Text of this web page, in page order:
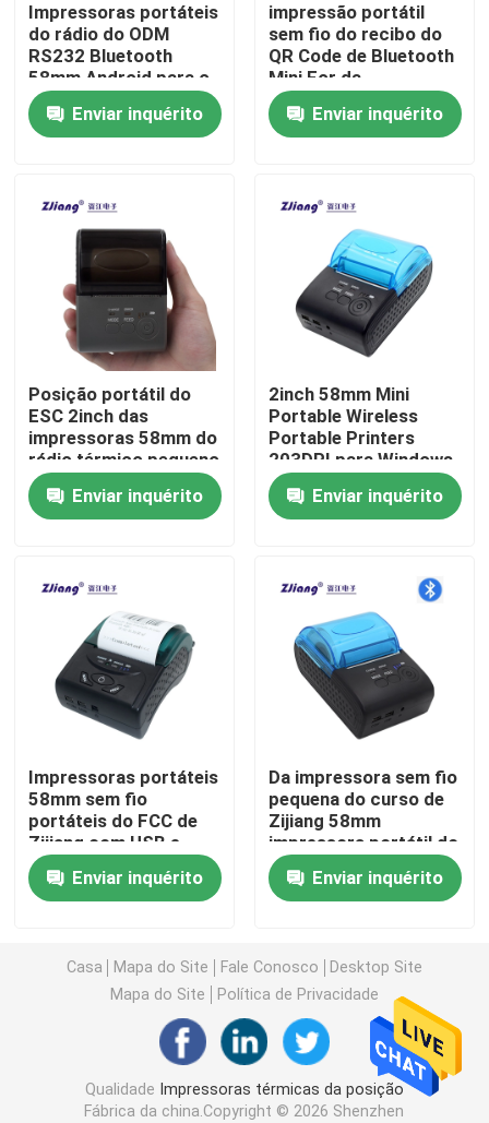
Produtos
Quem Somos
Fábrica
Controle de Qualidade
Fale Conosco
notícias
Todos os casos
impressora do recibo de 58mm
impressora do recibo de 80mm
Mini impressora térmica portátil de 80 mm
Impressora térmica de Bluetooth 58mm
Impressora térmica de Bluetooth 80mm
Impressora da etiqueta de 3 polegadas
Impressora da etiqueta de 4 polegadas
Impressoras portáteis
do rádio do ODM
RS232 Bluetooth
58mm Android para o
telefone celular
Enviar inquérito
impressão portátil
sem fio do recibo do
QR Code de Bluetooth
Mini For da
impressora térmica
das impressoras de
58mm
Enviar inquérito
Posição portátil do
ESC 2inch das
impressoras 58mm do
rádio térmico pequeno
Enviar inquérito
2inch 58mm Mini
Portable Wireless
Portable Printers
203DPI para Windows
Linux
Enviar inquérito
Impressoras portáteis
58mm sem fio
portáteis do FCC de
Zijiang com USB e
Bluetooth
Enviar inquérito
Da impressora sem fio
pequena do curso de
Zijiang 58mm
impressora portátil do
IOS Wifi de Android
Enviar inquérito
Casa Mapa do Site Fale Conosco
Desktop Site
Mapa do Site
Política de Privacidade
Qualidade Impressoras térmicas da posição
Fábrica da china.Copyright © 2026 Shenzhen